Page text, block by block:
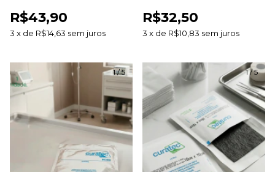
R$43,90
3 x de R$14,63 sem juros
R$32,50
3 x de R$10,83 sem juros
1/5 1/5